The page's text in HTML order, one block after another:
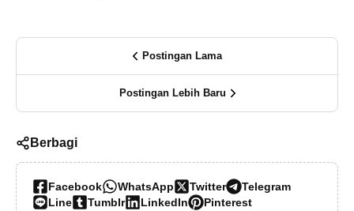
Postingan Lama
Postingan Lebih Baru
Berbagi
Facebook WhatsApp Twitter
Telegram
Line
Tumblr LinkedIn
Pinterest